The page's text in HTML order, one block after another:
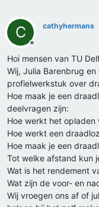
C
Offline
cathyhermans
Hoi mensen van TU
Wij, Julia Barenbrug
profielwerkstuk over
Hoe maak je een
deelvragen zijn:
Hoe werkt het opladen
Hoe werkt een
Hoe maak je een
Tot welke afstand kun
Wat is het rendement
Wat zijn de voor- en
Wij vroegen ons af of